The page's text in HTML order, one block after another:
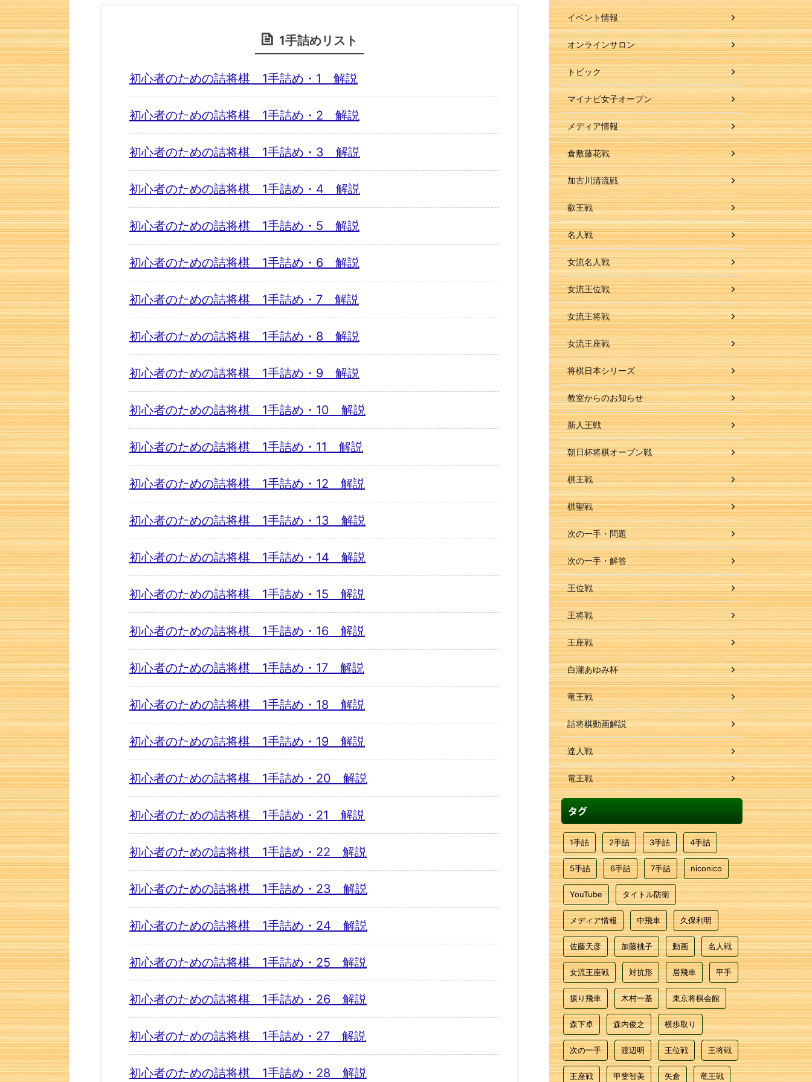
1手詰めリスト
初心者のための詰将棋 1手詰め・1 解説
初心者のための詰将棋 1手詰め・2 解説
初心者のための詰将棋 1手詰め・3 解説
初心者のための詰将棋 1手詰め・4 解説
初心者のための詰将棋 1手詰め・5 解説
初心者のための詰将棋 1手詰め・6 解説
初心者のための詰将棋 1手詰め・7 解説
初心者のための詰将棋 1手詰め・8 解説
初心者のための詰将棋 1手詰め・9 解説
初心者のための詰将棋 1手詰め・10 解説
初心者のための詰将棋 1手詰め・11 解説
初心者のための詰将棋 1手詰め・12 解説
初心者のための詰将棋 1手詰め・13 解説
初心者のための詰将棋 1手詰め・14 解説
初心者のための詰将棋 1手詰め・15 解説
初心者のための詰将棋 1手詰め・16 解説
初心者のための詰将棋 1手詰め・17 解説
初心者のための詰将棋 1手詰め・18 解説
初心者のための詰将棋 1手詰め・19 解説
初心者のための詰将棋 1手詰め・20 解説
初心者のための詰将棋 1手詰め・21 解説
初心者のための詰将棋 1手詰め・22 解説
初心者のための詰将棋 1手詰め・23 解説
初心者のための詰将棋 1手詰め・24 解説
初心者のための詰将棋 1手詰め・25 解説
初心者のための詰将棋 1手詰め・26 解説
初心者のための詰将棋 1手詰め・27 解説
初心者のための詰将棋 1手詰め・28 解説
イベント情報
オンラインサロン
トピック
マイナビ女子オープン
メディア情報
倉敷藤花戦
加古川清流戦
叡王戦
名人戦
女流名人戦
女流王位戦
女流王将戦
女流王座戦
将棋日本シリーズ
教室からのお知らせ
新人王戦
朝日杯将棋オープン戦
棋王戦
棋聖戦
次の一手・問題
次の一手・解答
王位戦
王将戦
王座戦
白瀧あゆみ杯
竜王戦
詰将棋動画解説
達人戦
電王戦
タグ
1手詰 2手詰 3手詰 4手詰
5手詰 6手詰 7手詰 niconico
YouTube タイトル防衛
メディア情報 中飛車 久保利明
佐藤天彦 加藤桃子 動画 名人戦
女流王座戦 対抗形 居飛車 平手
振り飛車 木村一基 東京将棋会館
森下卓 森内俊之 横歩取り
次の一手 渡辺明 王位戦 王将戦
王座戦 甲斐智美 矢倉 竜王戦